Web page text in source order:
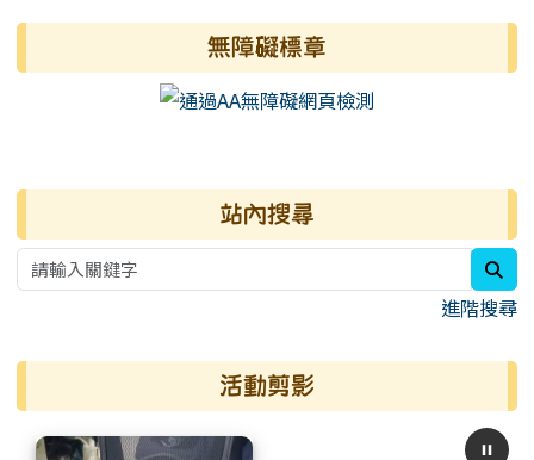
無障礙標章
右邊區域內容 站內搜尋
進階搜尋
活動剪影